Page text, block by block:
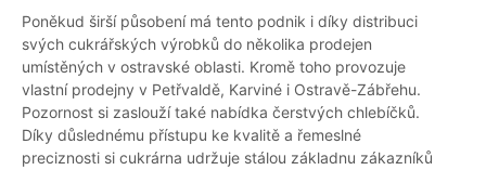
Poněkud širší působení má tento podnik i díky distribuci
svých cukrářských výrobků do několika prodejen
umístěných v ostravské oblasti. Kromě toho provozuje
vlastní prodejny v Petřvaldě, Karviné i Ostravě-Zábřehu.
Pozornost si zaslouží také nabídka čerstvých chlebíčků.
Díky důslednému přístupu ke kvalitě a řemeslné
preciznosti si cukrárna udržuje stálou základnu zákazníků